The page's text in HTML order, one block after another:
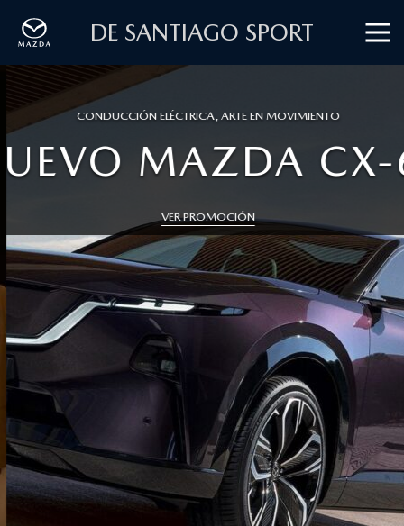
DE SANTIAGO SPORT
CONDUCCIÓN ELÉCTRICA, ARTE EN MOVIMIENTO
MAZDA CX-
VER PROMOCIÓN
RECIBE UNA